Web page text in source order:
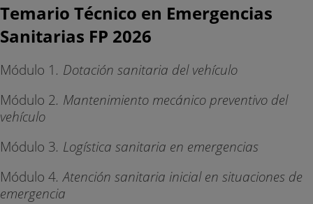
Temario Técnico en Emergencias
Sanitarias FP 2026
Módulo 1. Dotación sanitaria del vehículo
Módulo 2. Mantenimiento mecánico preventivo del
vehículo
Módulo 3. Logística sanitaria en emergencias
Módulo 4. Atención sanitaria inicial en situaciones de
emergencia